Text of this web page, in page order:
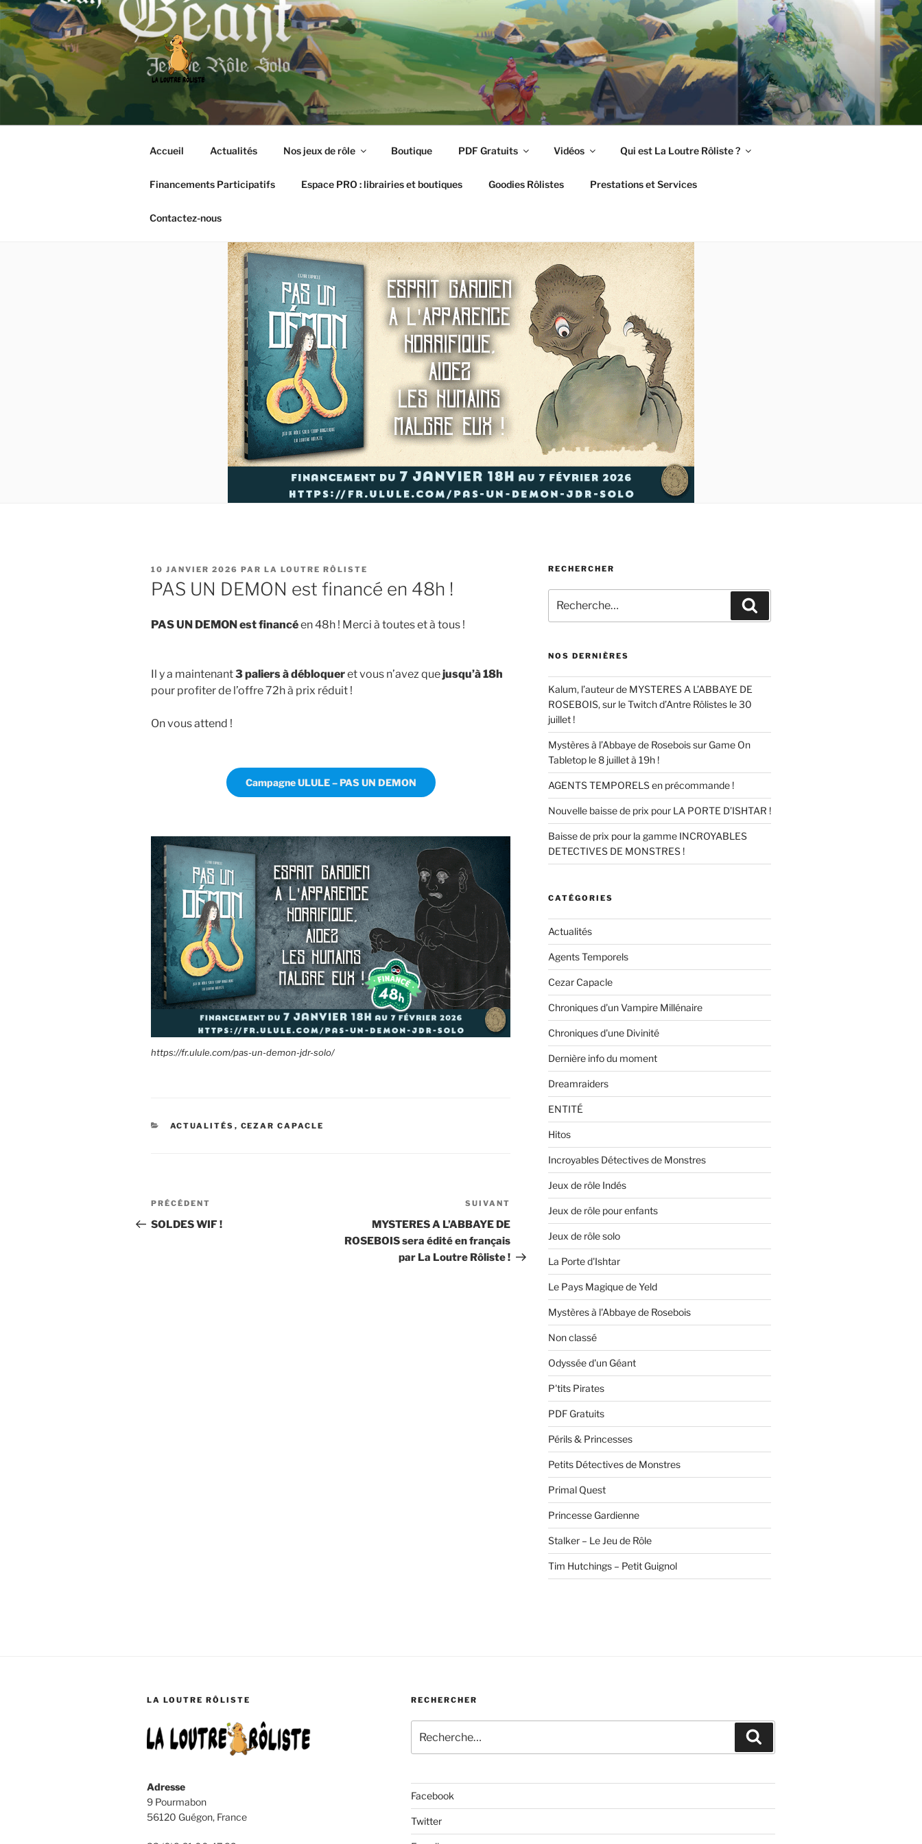
Aller
au
contenu
principal
LA LOUTRE RÔLISTE
Editeur de jeux de rôle et boutique en ligne spécialisée
Accueil Actualités Nos jeux de rôle Boutique PDF Gratuits Vidéos Qui est La Loutre Rôliste ?
Financements Participatifs Espace PRO : librairies et boutiques Goodies Rôlistes Prestations et Services
Contactez-nous
PUBLIÉ
LE
10 JANVIER 2026 PAR LA LOUTRE RÔLISTE
PAS UN DEMON est financé en 48h !
PAS UN DEMON est financéen 48h ! Merci à toutes et à tous !
Il y a maintenant3 paliers à débloqueret vous n’avez quejusqu’à 18h
pour profiter de l’offre 72h à prix réduit !
On vous attend !
Campagne ULULE – PAS UN DEMON
https://fr.ulule.com/pas-un-demon-jdr-solo/
CATÉGORIES
ACTUALITÉS , CEZAR CAPACLE
Navigation
de
Article
précédent
PRÉCÉDENT
SOLDES WIF !
suivant
SUIVANT
MYSTERES A L’ABBAYE DE
ROSEBOIS sera édité en français
par La Loutre Rôliste !
RECHERCHER
pour
NOS DERNIÈRES
Kalum, l’auteur de MYSTERES A L’ABBAYE DE
ROSEBOIS, sur le Twitch d’Antre Rôlistes le 30
juillet !
Mystères à l’Abbaye de Rosebois sur Game On
Tabletop le 8 juillet à 19h !
AGENTS TEMPORELS en précommande !
Nouvelle baisse de prix pour LA PORTE D’ISHTAR !
Baisse de prix pour la gamme INCROYABLES
DETECTIVES DE MONSTRES !
CATÉGORIES
Actualités
Agents Temporels
Cezar Capacle
Chroniques d'un Vampire Millénaire
Chroniques d'une Divinité
Dernière info du moment
Dreamraiders
ENTITÉ
Hitos
Incroyables Détectives de Monstres
Jeux de rôle Indés
Jeux de rôle pour enfants
Jeux de rôle solo
La Porte d'Ishtar
Le Pays Magique de Yeld
Mystères à l'Abbaye de Rosebois
Non classé
Odyssée d'un Géant
P'tits Pirates
PDF Gratuits
Périls & Princesses
Petits Détectives de Monstres
Primal Quest
Princesse Gardienne
Stalker – Le Jeu de Rôle
Tim Hutchings – Petit Guignol
LA LOUTRE RÔLISTE
Adresse
9 Pourmabon
56120 Guégon, France
RECHERCHER
pour
:
Facebook
Twitter